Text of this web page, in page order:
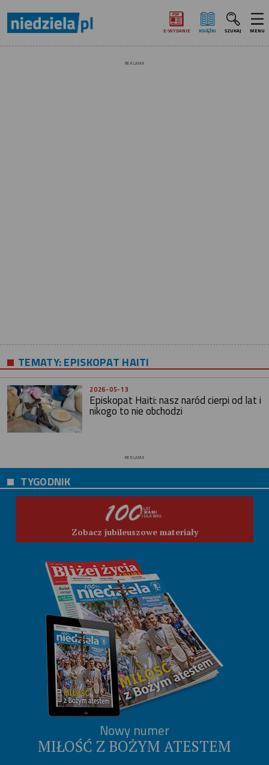
E‑WYDANIE KSIĄŻKI SZUKAJ MENU
REKLAMA
TEMATY:EPISKOPAT HAITI
2026-05-13
Episkopat Haiti: nasz naród cierpi od lat i
nikogo to nie obchodzi
REKLAMA
TYGODNIK
Zobacz jubileuszowe materiały
Nowy numer
MIŁOŚĆ Z BOŻYM ATESTEM